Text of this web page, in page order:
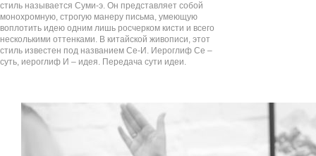
стиль называется Суми-э. Он представляет собой
монохромную, строгую манеру письма, умеющую
воплотить идею одним лишь росчерком кисти и всего
несколькими оттенками. В китайской живописи, этот
стиль известен под названием Се-И. Иероглиф Се –
суть, иероглиф И – идея. Передача сути идеи.